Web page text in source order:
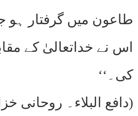
طاعون میں گرفتار ہو
اس نے خداتعالیٰ کے
کی۔‘‘